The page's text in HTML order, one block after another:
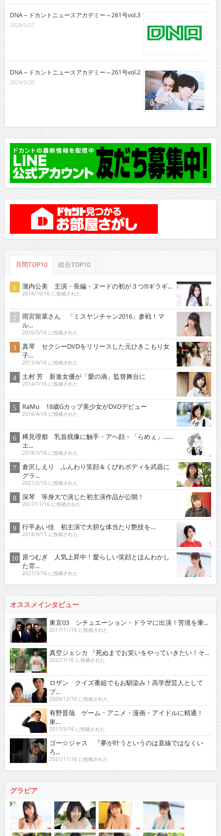
DNA～ドカントニュースアカデミー～261号vol.3
2024/5/27
DNA～ドカントニュースアカデミー～261号vol.2
2024/5/20
月間TOP10 総合TOP10
瀧内公美 主演・長編・ヌードの初が３つ!!!ギラギ...
2014/10/16 に投稿された
雨宮留菜さん 「ミスヤンチャン2016」参戦！マ
ル...
2016/5/16 に投稿された
真琴 セクシーDVDをリリースした元ひきこもり女
子...
2013/4/16 に投稿された
土村 芳 新進女優が「愛の渦」監督舞台に
2014/7/16 に投稿された
RaMu 18歳Gカップ美少女がDVDデビュー
2016/4/16 に投稿された
稀見理都 乳首残像に触手・アヘ顔・「らめぇ」……
エ...
2018/3/16 に投稿された
倉沢しえり ふんわり笑顔＆くびれボディを武器に
グラ...
2021/2/16 に投稿された
深琴 等身大で演じた初主演作品が公開！
2017/11/16 に投稿された
行平あい佳 初主演で大胆な体当たり艶技を…
2018/9/15 に投稿された
原つむぎ 人気上昇中！愛らしい笑顔とほんわかし
た雰...
2021/3/16 に投稿された
オススメインタビュー
東京03 シチュエーション・ドラマに出演！苦境を乗...
2017/11/16 に投稿された
真空ジェシカ 『死ぬまでお笑いをやっていきたい！そ...
2022/7/16 に投稿された
ロザン クイズ番組でもお馴染み！高学歴芸人として
ブ...
2009/12/16 に投稿された
有野晋哉 ゲーム・アニメ・漫画・アイドルに精通！
単...
2017/5/16 に投稿された
ゴー☆ジャス 『夢が叶うというのは直線ではなくい
ろ...
2021/11/16 に投稿された
グラビア